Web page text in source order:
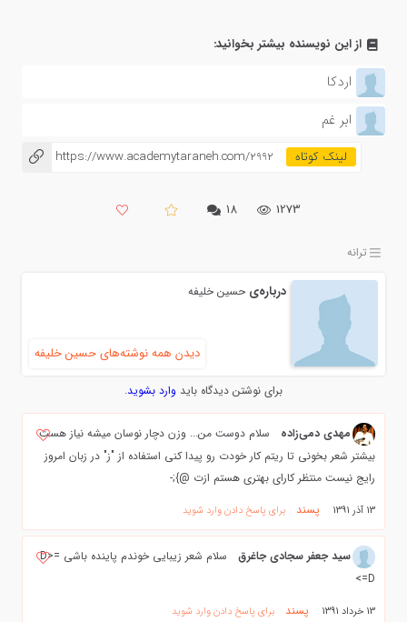
از این نویسنده بیشتر بخوانید:
اردکا
ابر غم
https://www.academytaraneh.com/2992
1273 ۱۸
ترانه
درباره‌ی حسین خلیفه
دیدن همه نوشته‌های حسین خلیفه
برای نوشتن دیدگاه باید وارد بشوید.
مهدي دمي‌زاده
سلام دوست من... وزن دچار نوسان ميشه نياز هست
بيشتر شعر بخوني تا ريتم كار خودت رو پيدا كني استفاده از "ز" در زبان امروز
رايج نيست منتظر كاراي بهتري هستم ازت @};-
13 آذر 1391 پسند برای پاسخ دادن وارد شوید
سید جعفر سجادی جاغرق
سلام شعر زیبایی خوندم پاینده باشی =D>
=D>
13 خرداد 1391 پسند برای پاسخ دادن وارد شوید